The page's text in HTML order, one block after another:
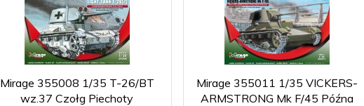
Mirage 355008 1/35 T-26/BT
wz.37 Czołg Piechoty
Mirage 355011 1/35 VICKERS-
ARMSTRONG Mk F/45 Późna